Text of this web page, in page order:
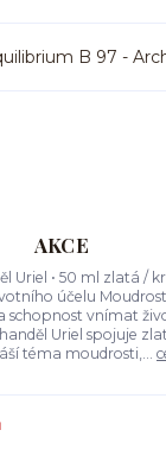
AKCE
Uriel • 50 ml zlatá /
účelu
schopnost vnímat
Uriel spojuje
téma moudrosti,...